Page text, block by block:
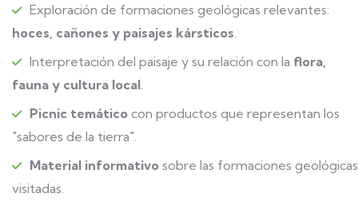
Exploración de formaciones geológicas relevantes:
hoces, cañones y paisajes kársticos
Interpretación del paisaje y su relación con la flora,
fauna y cultura local
Picnic temático con productos que representan los
"sabores de la tierra".
Material informativo sobre las formaciones geológicas
visitadas.